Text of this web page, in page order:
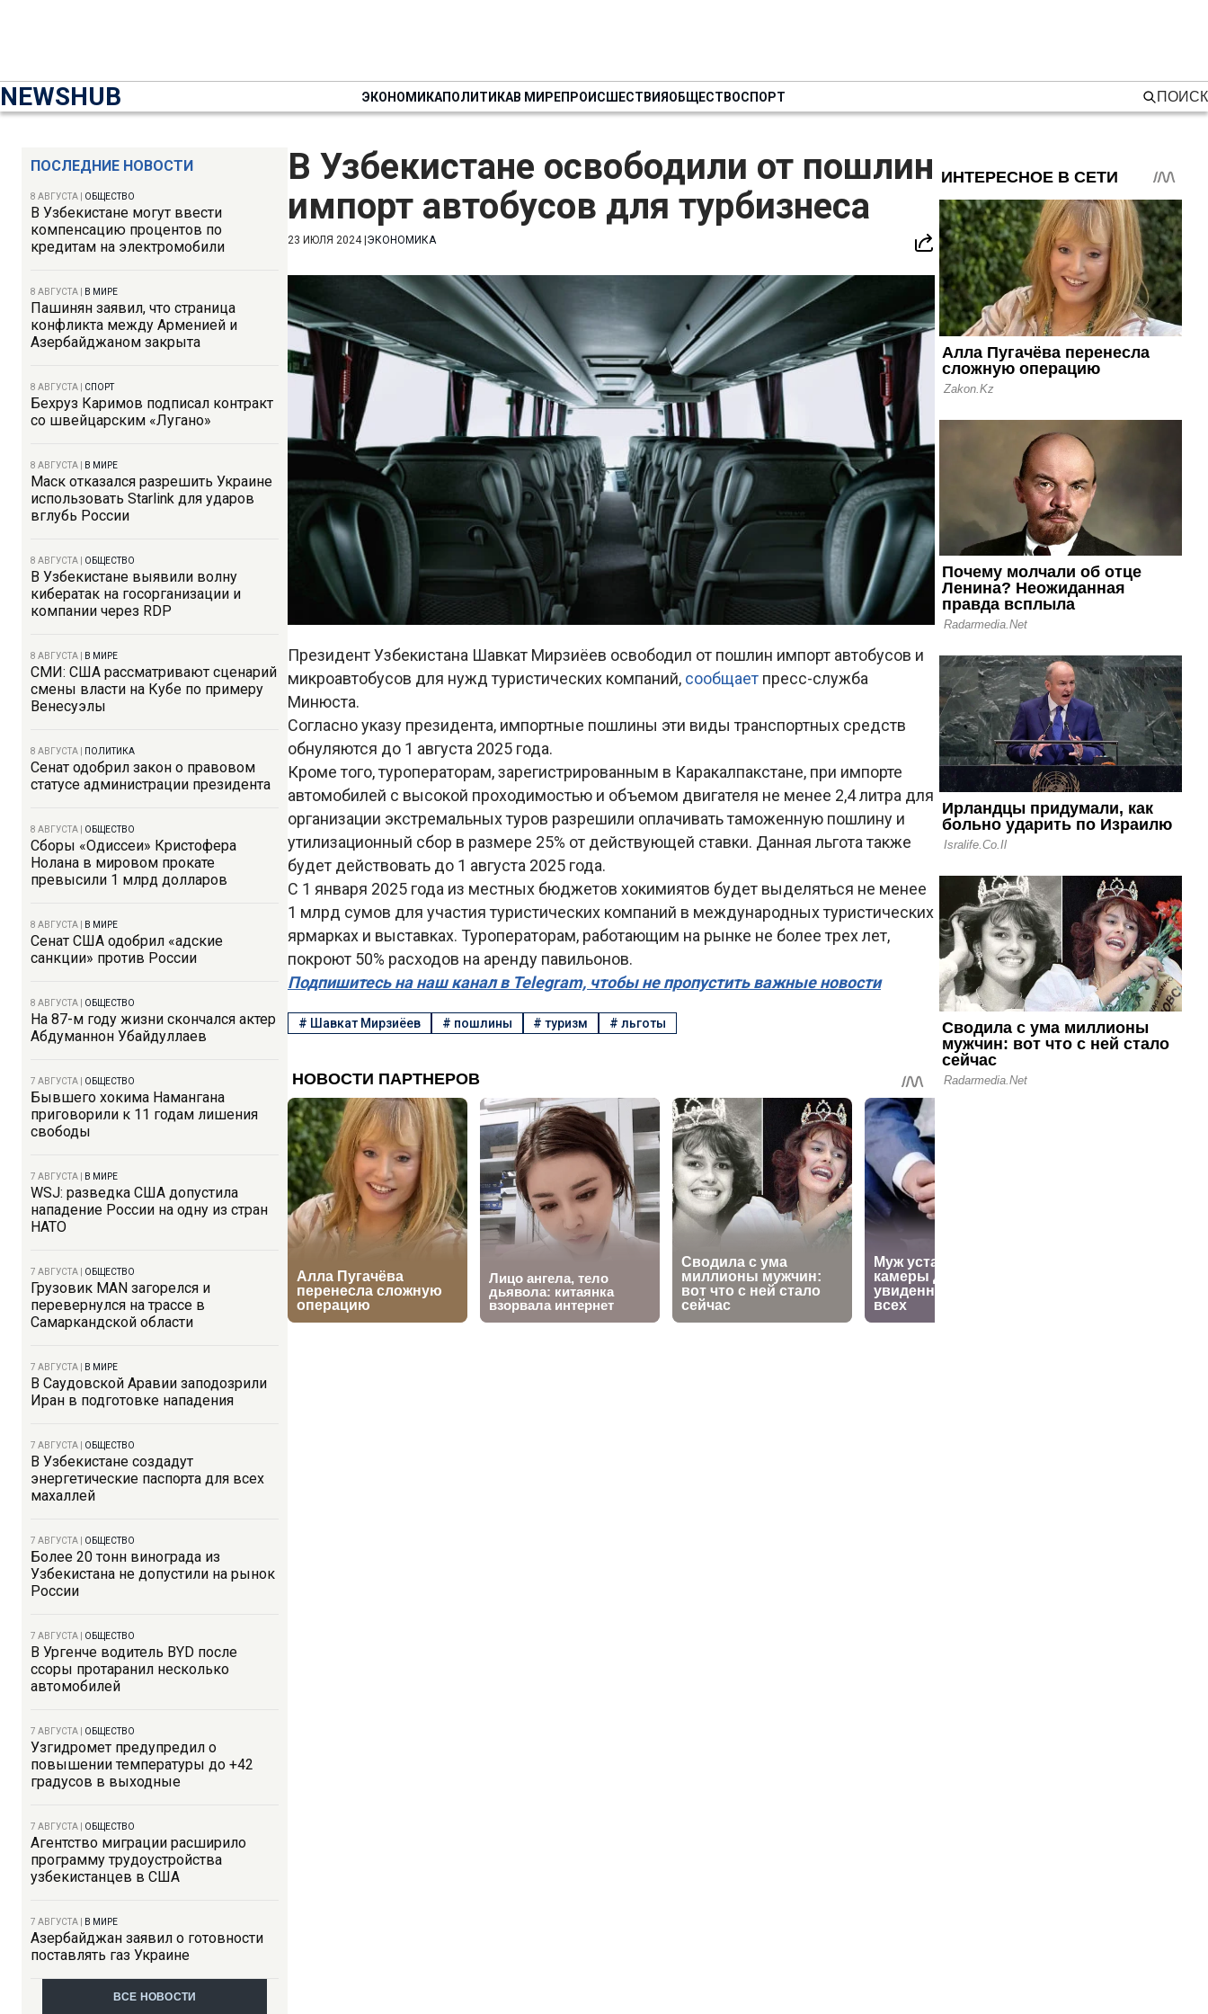
NEWSHUB ЭКОНОМИКАПОЛИТИКАВ МИРЕПРОИСШЕСТВИЯОБЩЕСТВОСПОРТ ПОИСК
ПОСЛЕДНИЕ НОВОСТИ
8 АВГУСТА ОБЩЕСТВО
В Узбекистане могут ввести
компенсацию процентов по
кредитам на электромобили
8 АВГУСТА В МИРЕ
Пашинян заявил, что страница
конфликта между Арменией и
Азербайджаном закрыта
8 АВГУСТА СПОРТ
Бехруз Каримов подписал контракт
со швейцарским «Лугано»
8 АВГУСТА В МИРЕ
Маск отказался разрешить Украине
использовать Starlink для ударов
вглубь России
8 АВГУСТА ОБЩЕСТВО
В Узбекистане выявили волну
кибератак на госорганизации и
компании через RDP
8 АВГУСТА В МИРЕ
СМИ: США рассматривают сценарий
смены власти на Кубе по примеру
Венесуэлы
8 АВГУСТА ПОЛИТИКА
Сенат одобрил закон о правовом
статусе администрации президента
8 АВГУСТА ОБЩЕСТВО
Сборы «Одиссеи» Кристофера
Нолана в мировом прокате
превысили 1 млрд долларов
8 АВГУСТА В МИРЕ
Сенат США одобрил «адские
санкции» против России
8 АВГУСТА ОБЩЕСТВО
На 87-м году жизни скончался актер
Абдуманнон Убайдуллаев
7 АВГУСТА ОБЩЕСТВО
Бывшего хокима Намангана
приговорили к 11 годам лишения
свободы
7 АВГУСТА В МИРЕ
WSJ: разведка США допустила
нападение России на одну из стран
НАТО
7 АВГУСТА ОБЩЕСТВО
Грузовик MAN загорелся и
перевернулся на трассе в
Самаркандской области
7 АВГУСТА В МИРЕ
В Саудовской Аравии заподозрили
Иран в подготовке нападения
7 АВГУСТА ОБЩЕСТВО
В Узбекистане создадут
энергетические паспорта для всех
махаллей
7 АВГУСТА ОБЩЕСТВО
Более 20 тонн винограда из
Узбекистана не допустили на рынок
России
7 АВГУСТА ОБЩЕСТВО
В Ургенче водитель BYD после
ссоры протаранил несколько
автомобилей
7 АВГУСТА ОБЩЕСТВО
Узгидромет предупредил о
повышении температуры до +42
градусов в выходные
7 АВГУСТА ОБЩЕСТВО
Агентство миграции расширило
программу трудоустройства
узбекистанцев в США
7 АВГУСТА В МИРЕ
Азербайджан заявил о готовности
поставлять газ Украине
ВСЕ НОВОСТИ
В Узбекистане освободили от пошлин
импорт автобусов для турбизнеса
23 ИЮЛЯ 2024| ЭКОНОМИКА
Президент Узбекистана Шавкат Мирзиёев освободил от пошлин импорт автобусов и
микроавтобусов для нужд туристических компаний, сообщает пресс-служба
Минюста.
Согласно указу президента, импортные пошлины эти виды транспортных средств
обнуляются до 1 августа 2025 года.
Кроме того, туроператорам, зарегистрированным в Каракалпакстане, при импорте
автомобилей с высокой проходимостью и объемом двигателя не менее 2,4 литра для
организации экстремальных туров разрешили оплачивать таможенную пошлину и
утилизационный сбор в размере 25% от действующей ставки. Данная льгота также
будет действовать до 1 августа 2025 года.
С 1 января 2025 года из местных бюджетов хокимиятов будет выделяться не менее
1 млрд сумов для участия туристических компаний в международных туристических
ярмарках и выставках. Туроператорам, работающим на рынке не более трех лет,
покроют 50% расходов на аренду павильонов.
Подпишитесь на наш канал в Telegram, чтобы не пропустить важные новости
# Шавкат Мирзиёев # пошлины #туризм #льготы